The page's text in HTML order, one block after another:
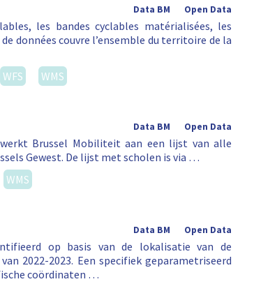
Open Data
Data BM
les bandes cyclables matérialisées, les
données couvre l’ensemble du territoire de la
WFS WMS
Open Data
Data BM
Brussel Mobiliteit aan een lijst van alle
Gewest. De lijst met scholen is via …
WMS
Open Data
Data BM
op basis van de lokalisatie van de
2022-2023. Een specifiek geparametriseerd
coördinaten …